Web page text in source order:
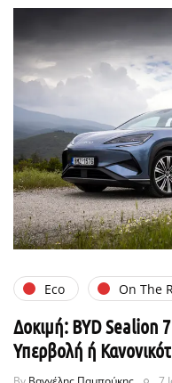
Eco On The
Δοκιμή: BYD Sealion
Υπερβολή ή